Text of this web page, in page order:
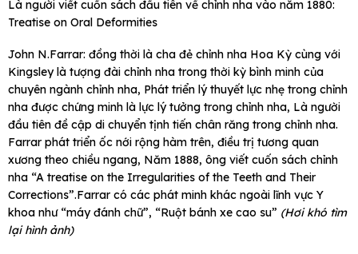
Là người viết cuốn sách đầu tiên về chỉnh nha vào năm 1880:
Treatise on Oral Deformities
John N.Farrar: đồng thời là cha đẻ chỉnh nha Hoa Kỳ cùng với
Kingsley là tượng đài chỉnh nha trong thời kỳ bình minh của
chuyên ngành chỉnh nha, Phát triển lý thuyết lực nhẹ trong chỉnh
nha được chứng minh là lực lý tưởng trong chỉnh nha, Là người
đầu tiên đề cập di chuyển tịnh tiến chân răng trong chỉnh nha.
Farrar phát triển ốc nới rộng hàm trên, điều trị tương quan
xương theo chiều ngang, Năm 1888, ông viết cuốn sách chỉnh
nha “A treatise on the Irregularities of the Teeth and Their
Corrections”.Farrar có các phát minh khác ngoài lĩnh vực Y
khoa như “máy đánh chữ”, “Ruột bánh xe cao su” (Hơi khó tìm
lại hình ảnh)